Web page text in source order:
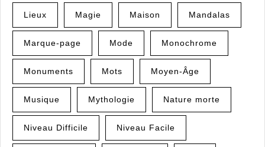
Lieux Magie Maison Mandalas
Marque-page Mode Monochrome
Monuments Mots Moyen-Âge
Musique Mythologie Nature morte
Niveau Difficile Niveau Facile